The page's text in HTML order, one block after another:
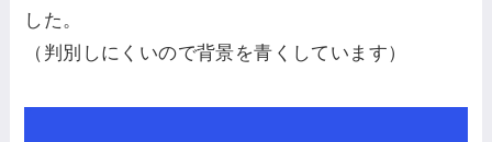
した。
（判別しにくいので背景を青くしています）